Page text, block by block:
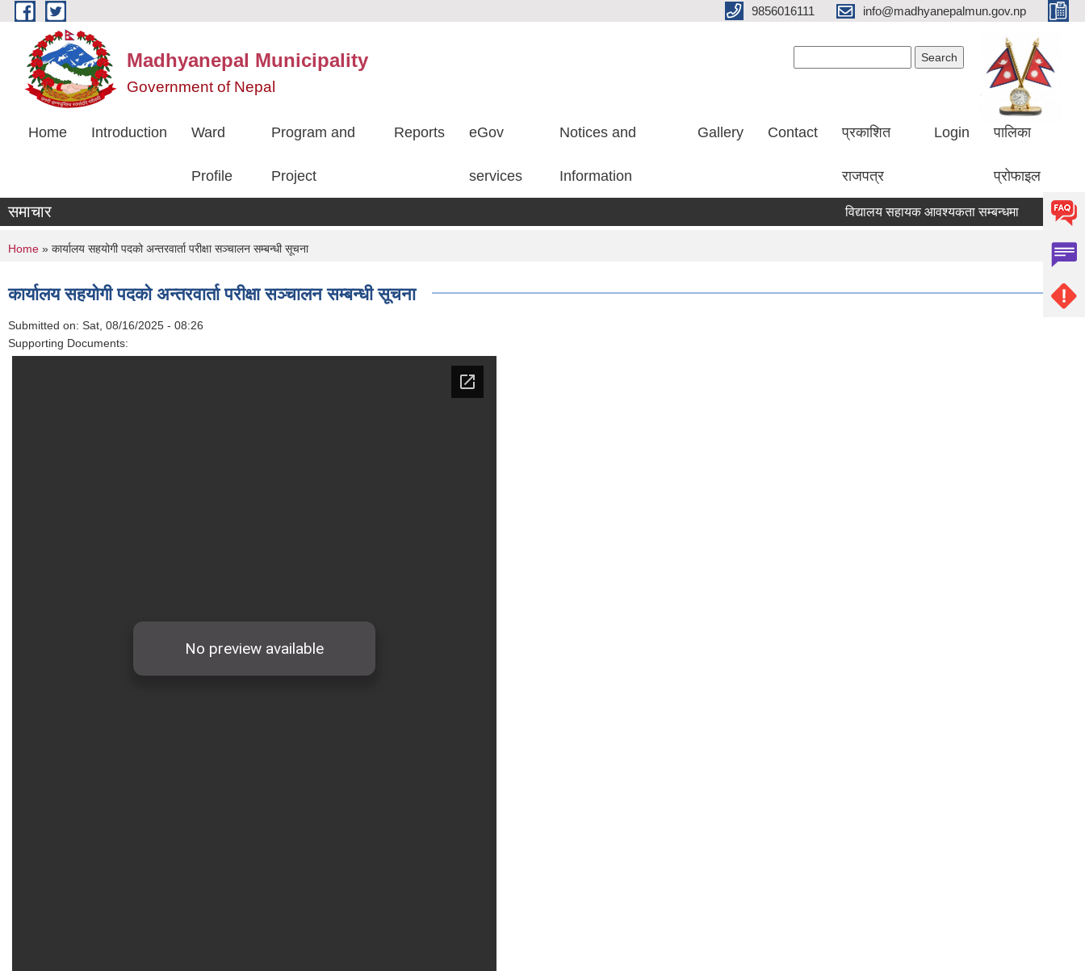
Skip to main content 9856016111 info@madhyanepalmun.gov.np
Madhyanepal Municipality
Government of Nepal
Home Introduction Ward
Profile
Program and
Project
Reports eGov
services
Notices and
Information
Gallery Contact प्रकाशित
राजपत्र
Login पालिका
प्रोफाइल
समाचार विद्यालय सहायक आवश्यकता सम्बन्धमा रिक्त पदमा
You are here
Home » कार्यालय सहयोगी पदको अन्तरवार्ता परीक्षा सञ्‍चालन सम्बन्धी सूचना
कार्यालय सहयोगी पदको अन्तरवार्ता परीक्षा सञ्‍चालन सम्बन्धी सूचना
Submitted on: Sat, 08/16/2025 - 08:26
Supporting Documents: